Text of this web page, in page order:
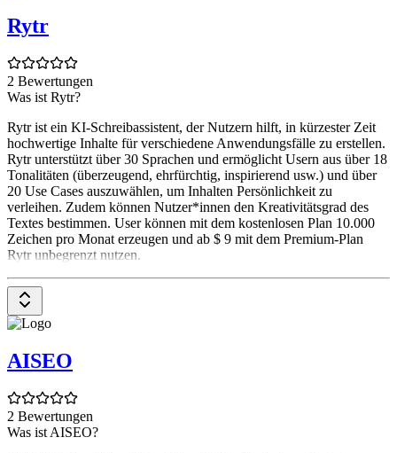
Rytr
2 Bewertungen
Was ist Rytr?
Rytr ist ein KI-Schreibassistent, der Nutzern hilft, in kürzester Zeit
hochwertige Inhalte für verschiedene Anwendungsfälle zu erstellen.
Rytr unterstützt über 30 Sprachen und ermöglicht Usern aus über 18
Tonalitäten (überzeugend, ehrfürchtig, inspirierend usw.) und über
20 Use Cases auszuwählen, um Inhalten Persönlichkeit zu
verleihen. Zudem können Nutzer*innen den Kreativitätsgrad des
Textes bestimmen. User können mit dem kostenlosen Plan 10.000
Zeichen pro Monat erzeugen und ab $ 9 mit dem Premium-Plan
Rytr unbegrenzt nutzen.
AISEO
2 Bewertungen
Was ist AISEO?